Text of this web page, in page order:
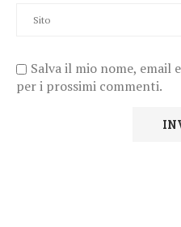
Salva il mio nome, email
per i prossimi commenti.